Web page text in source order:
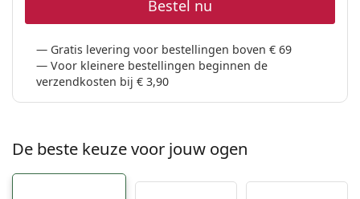
Bestel nu
Gratis levering voor bestellingen boven € 69
Voor kleinere bestellingen beginnen de
verzendkosten bij € 3,90
De beste keuze voor jouw ogen